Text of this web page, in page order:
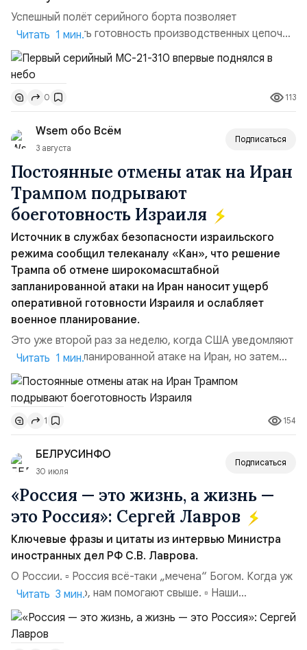
Успешный полёт серийного борта позволяет
констатировать готовность производственных цепочек
для серийного выпуска машин этого типа, в частности,
первой партии из 18 самолётов. Также завод уже
может приступить к выполнению новых заказов,
утверждённых Правительством России. Параллельно
идет процесс сертификации воздушного судна. На
данный момент МС-2...
Читать 1 мин.
0 113
Wsem обо Всём
3 августа
Подписаться
Постоянные отмены атак на Иран
Трампом подрывают
боеготовность Израиля
Источник в службах безопасности израильского
режима сообщил телеканалу «Кан», что решение
Трампа об отмене широкомасштабной
запланированной атаки на Иран наносит ущерб
оперативной готовности Израиля и ослабляет
военное планирование.
Это уже второй раз за неделю, когда США уведомляют
Израиль о запланированной атаке на Иран, но затем
отменяют её в последний момент без каких-либо
объяснений.По данным этого СМИ, тысячи
военнослужащих армии Израиля неделями готовились
к возможной эскалации региональной напряжённости с
Ираном. Напомним:Реакция официального
представителя МИД Ира...
Читать 1 мин.
1 154
БЕЛРУСИНФО
30 июля
Подписаться
«Россия — это жизнь, а жизнь —
это Россия»: Сергей Лавров
Ключевые фразы и цитаты из интервью Министра
иностранных дел РФ С.В. Лаврова.
О России. ▫️ Россия всё-таки „мечена“ Богом. Когда уж
совсем тяжело, нам помогают свыше. ▫️ Наши
национальные интересы на внешней арене — в том,
чтобы мы были самостоятельной державой,
самостоятельной цивилизацией. Чтобы наши границы
Читать 3 мин.